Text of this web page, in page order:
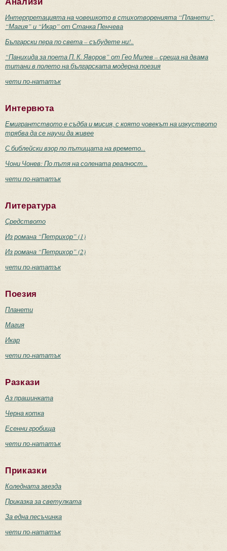
Анализи
Интерпретацията на човешкото в стихотворенията “Планети”,
“Магия” и “Икар” от Станка Пенчева
Български пера по света – събудете ни!..
“Панихида за поета П. К. Яворов” от Гео Милев – среща на двама
титани в полето на българската модерна поезия
чети по-нататък
Интервюта
Емигрантството е съдба и мисия, с която човекът на изкуството
трябва да се научи да живее
С библейски взор по пътищата на времето...
Чони Чонев: По пътя на солената реалност...
чети по-нататък
Литература
Средството
Из романа “Петрихор” (1)
Из романа “Петрихор” (2)
чети по-нататък
Поезия
Планети
Магия
Икар
чети по-нататък
Разкази
Аз прашинката
Черна котка
Есенни гробища
чети по-нататък
Приказки
Коледната звезда
Приказка за светулката
За една песъчинка
чети по-нататък